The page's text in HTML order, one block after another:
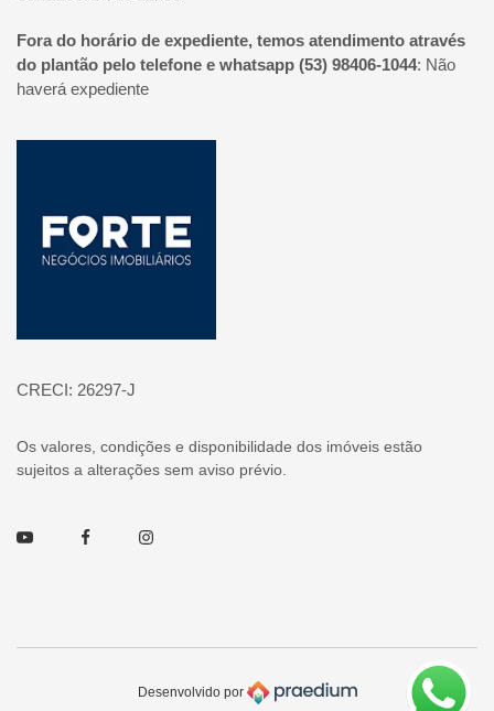
Fora do horário de expediente, temos atendimento através
do plantão pelo telefone e whatsapp (53) 98406-1044: Não
haverá expediente
CRECI: 26297-J
Os valores, condições e disponibilidade dos imóveis estão
sujeitos a alterações sem aviso prévio.
Youtube FacebookInstagram
Desenvolvido por